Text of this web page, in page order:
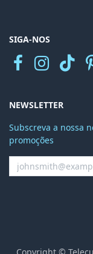
SIGA-NOS
NEWSLETTER
Subscreva a nossa
promoções